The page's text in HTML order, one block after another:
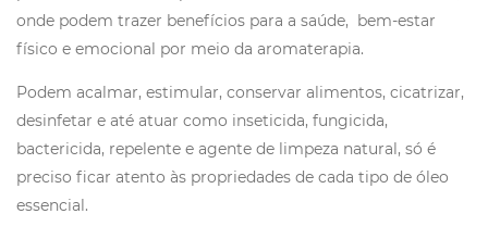
onde podem trazer benefícios para a saúde, bem-estar
físico e emocional por meio da aromaterapia.
Podem acalmar, estimular, conservar alimentos, cicatrizar,
desinfetar e até atuar como inseticida, fungicida,
bactericida, repelente e agente de limpeza natural, só é
preciso ficar atento às propriedades de cada tipo de óleo
essencial.